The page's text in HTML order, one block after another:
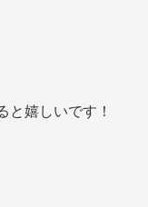
嬉しいです！